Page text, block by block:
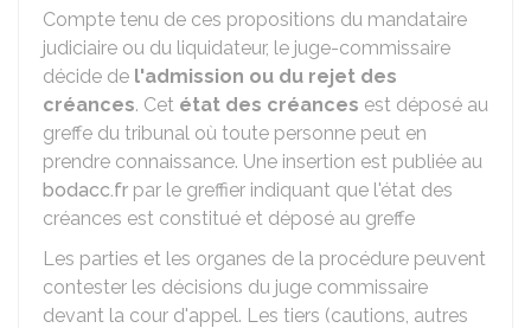
Compte tenu de ces propositions du mandataire
judiciaire ou du liquidateur, le juge-commissaire
décide de l'admission ou du rejet des
créances. Cet état des créances est déposé au
greffe du tribunal où toute personne peut en
prendre connaissance. Une insertion est publiée au
bodacc.fr par le greffier indiquant que l'état des
créances est constitué et déposé au greffe
Les parties et les organes de la procédure peuvent
contester les décisions du juge commissaire
devant la cour d'appel. Les tiers (cautions, autres